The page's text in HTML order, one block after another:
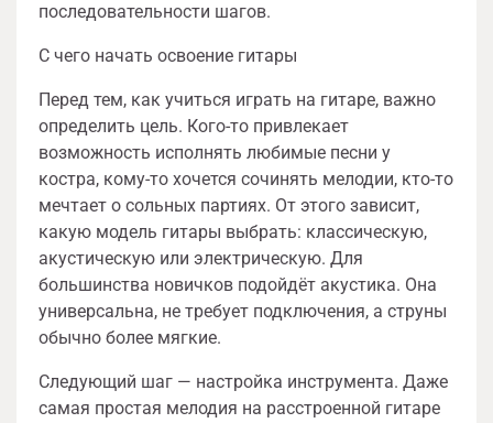
последовательности шагов.
С чего начать освоение гитары
Перед тем, как учиться играть на гитаре, важно
определить цель. Кого-то привлекает
возможность исполнять любимые песни у
костра, кому-то хочется сочинять мелодии, кто-то
мечтает о сольных партиях. От этого зависит,
какую модель гитары выбрать: классическую,
акустическую или электрическую. Для
большинства новичков подойдёт акустика. Она
универсальна, не требует подключения, а струны
обычно более мягкие.
Следующий шаг — настройка инструмента. Даже
самая простая мелодия на расстроенной гитаре